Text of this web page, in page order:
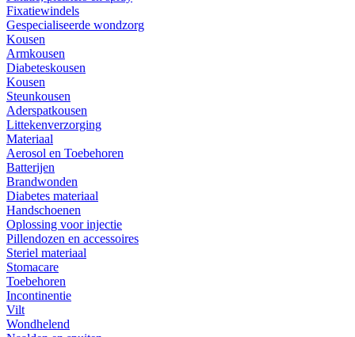
Fixatiewindels
Gespecialiseerde wondzorg
Kousen
Armkousen
Diabeteskousen
Kousen
Steunkousen
Aderspatkousen
Littekenverzorging
Materiaal
Aerosol en Toebehoren
Batterijen
Brandwonden
Diabetes materiaal
Handschoenen
Oplossing voor injectie
Pillendozen en accessoires
Steriel materiaal
Stomacare
Toebehoren
Incontinentie
Vilt
Wondhelend